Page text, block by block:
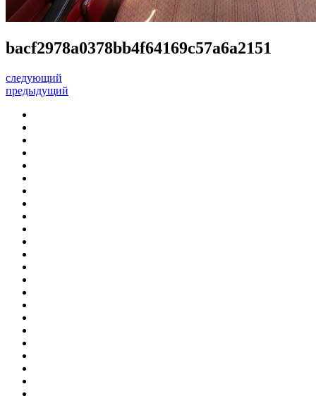
bacf2978a0378bb4f64169c57a6a2151
следующий
предыдущий